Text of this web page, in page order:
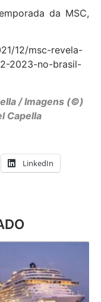
da MSC,
12/msc-revela-
2023-no-brasil-
/ Imagens (©)
Capella
LinkedIn